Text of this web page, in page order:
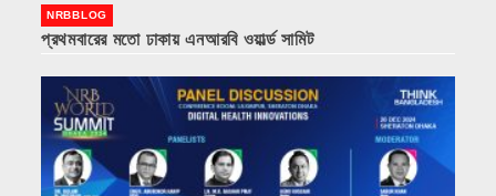
NRBBLOG
প্রথমবারের মতো ঢাকায় এনআরবি ওয়ার্ল্ড সামিট